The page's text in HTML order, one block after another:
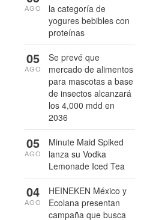
la categoría de
yogures bebibles con
proteínas
AGO
Se prevé que
mercado de alimentos
para mascotas a base
de insectos alcanzará
los 4,000 mdd en
2036
05
AGO
Minute Maid Spiked
lanza su Vodka
Lemonade Iced Tea
05
AGO
HEINEKEN México y
Ecolana presentan
campaña que busca
04
AGO